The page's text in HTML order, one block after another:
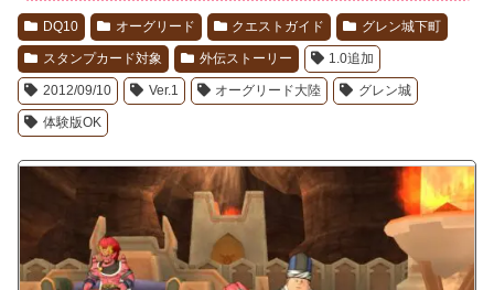
DQ10 オーグリード クエストガイド グレン城下町
スタンプカード対象 外伝ストーリー 1.0追加
2012/09/10 Ver.1 オーグリード大陸 グレン城
体験版OK